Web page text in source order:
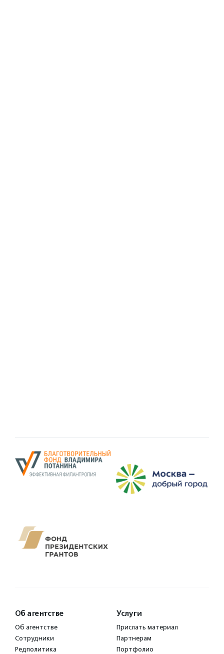
Об агентстве
Об агентстве
Сотрудники
Редполитика
Услуги
Прислать материал
Партнерам
Портфолио